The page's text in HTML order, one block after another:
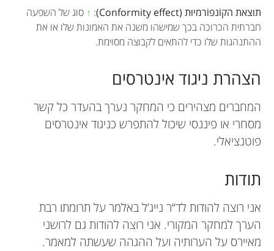
תוצאת הקוֹנפוֹרמיוּת (Conformity effect)
:
↑ סוג של השפעה
חברתית הכרוכה בכך שמישהו משנה את האמונות שלו או את
ההתנהגות שלו כדי להתאים לקבוצה מסוימת.
הצהרת ניגוד אינטרסים
המחברים מצהירים כי המחקר נערך בהעדר כל קשר
מסחרי או פיננסי שיכול להתפרש כניגוד אינטרסים
פוטנציאלי.
תודות
אני רוצה להודות לד“ר נייג’ל באלמר על תרומתו רבת
הערך למחקר המקורי. אני רוצה להודות גם לרושני
מאיירס על הערותיה ועל ההגהה שעשתה למאמר.